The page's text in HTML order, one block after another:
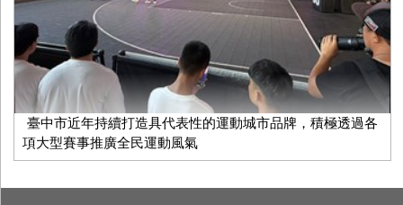
臺中市近年持續打造具代表性的運動城市品牌，積極透過各
項大型賽事推廣全民運動風氣